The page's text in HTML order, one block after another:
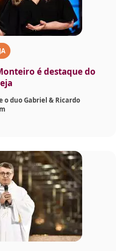
é destaque do
o duo Gabriel & Ricardo